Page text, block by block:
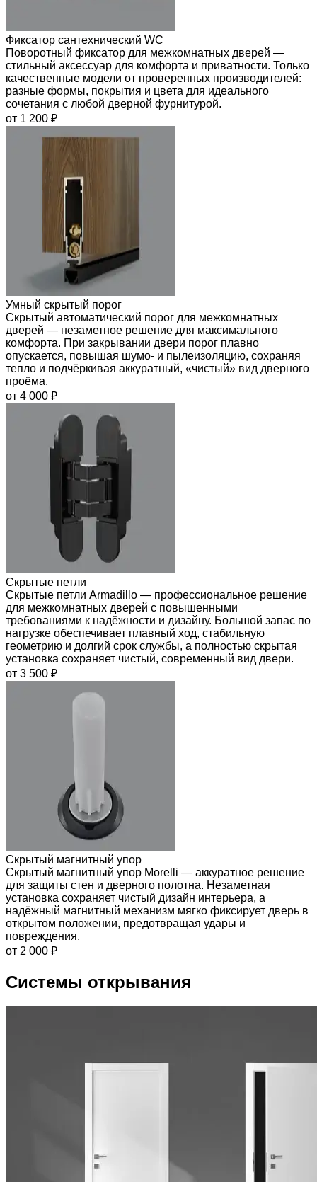
Фиксатор сантехнический WC
Поворотный фиксатор для межкомнатных дверей —
стильный аксессуар для комфорта и приватности. Только
качественные модели от проверенных производителей:
разные формы, покрытия и цвета для идеального
сочетания с любой дверной фурнитурой.
от 1 200 ₽
Умный скрытый порог
Скрытый автоматический порог для межкомнатных
дверей — незаметное решение для максимального
комфорта. При закрывании двери порог плавно
опускается, повышая шумо- и пылеизоляцию, сохраняя
тепло и подчёркивая аккуратный, «чистый» вид дверного
проёма.
от 4 000 ₽
Скрытые петли
Скрытые петли Armadillo — профессиональное решение
для межкомнатных дверей с повышенными
требованиями к надёжности и дизайну. Большой запас по
нагрузке обеспечивает плавный ход, стабильную
геометрию и долгий срок службы, а полностью скрытая
установка сохраняет чистый, современный вид двери.
от 3 500 ₽
Скрытый магнитный упор
Скрытый магнитный упор Morelli — аккуратное решение
для защиты стен и дверного полотна. Незаметная
установка сохраняет чистый дизайн интерьера, а
надёжный магнитный механизм мягко фиксирует дверь в
открытом положении, предотвращая удары и
повреждения.
от 2 000 ₽
Системы открывания